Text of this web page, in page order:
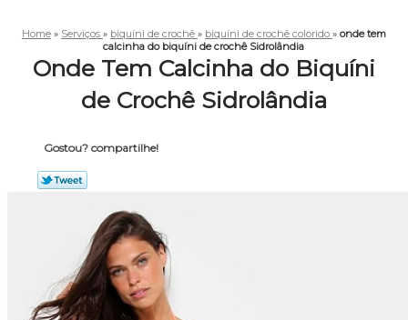
Home » Serviços » biquíni de crochê » biquíni de crochê colorido » onde tem
calcinha do biquíni de crochê Sidrolândia
Onde Tem Calcinha do Biquíni
de Crochê Sidrolândia
Gostou? compartilhe!